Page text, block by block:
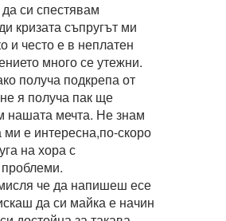
си спестявам
кризата съпругът ми
и често е в неплатен
много се утежни.
получа подкрепа от
я получа пак ще
нашата мечта. Не знам
ми е интересна,по-скоро
на хора с
че да напишеш есе
да си майка е начин